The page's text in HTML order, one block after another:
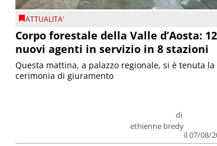
ATTUALITA'
Corpo forestale della Valle d’Aosta: 12
nuovi agenti in servizio in 8 stazioni
di
ethienne bredy
il 07/08/
Questa mattina, a palazzo regionale, si è tenuta la
cerimonia di giuramento